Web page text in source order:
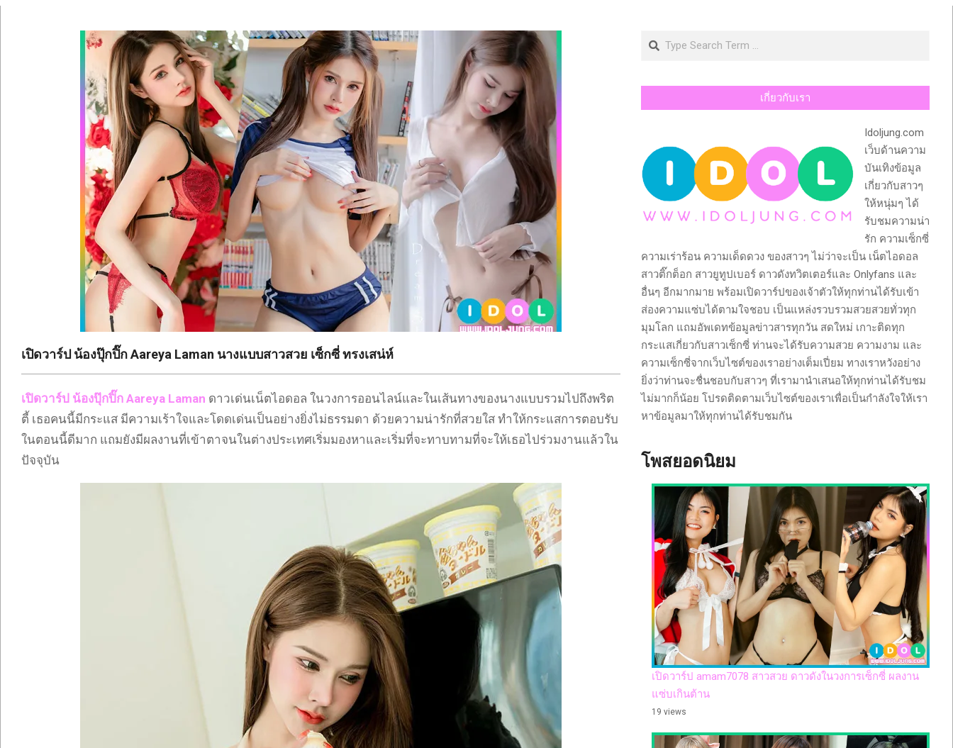
เปิดวาร์ป น้องปุ๊กปิ๊ก Aareya Laman นางแบบสาวสวย เซ็กซี่ ทรงเสน่ห์
เปิดวาร์ป น้องปุ๊กปิ๊ก Aareya Laman ดาวเด่นเน็ตไอดอล ในวงการออนไลน์และในเส้นทางของนางแบบรวมไปถึงพริต
ตี้ เธอคนนี้มีกระแส มีความเร้าใจและโดดเด่นเป็นอย่างยิ่งไม่ธรรมดา ด้วยความน่ารักที่สวยใส ทำให้กระแสการตอบรับ
ในตอนนี้ดีมาก แถมยังมีผลงานที่เข้าตาจนในต่างประเทศเริ่มมองหาและเริ่มที่จะทาบทามที่จะให้เธอไปร่วมงานแล้วใน
ปัจจุบัน
Search
เกี่ยวกับเรา
Idoljung.com
เว็บด้านความ
บันเทิงข้อมูล
เกี่ยวกับสาวๆ
ให้หนุ่มๆ ได้
รับชมความน่า
รัก ความเซ็กซี่
ความเร่าร้อน ความเด็ดดวง ของสาวๆ ไม่ว่าจะเป็น เน็ตไอดอล
สาวติ๊กต็อก สาวยูทูปเบอร์ ดาวดังทวิตเตอร์และ Onlyfans และ
อื่นๆ อีกมากมาย พร้อมเปิดวาร์ปของเจ้าตัวให้ทุกท่านได้รับเข้า
ส่องความแซ่บได้ตามใจชอบ เป็นแหล่งรวบรวมสวยสวยทั่วทุก
มุมโลก แถมอัพเดทข้อมูลข่าวสารทุกวัน สดใหม่ เกาะติดทุก
กระแสเกี่ยวกับสาวเซ็กซี่ ท่านจะได้รับความสวย ความงาม และ
ความเซ็กซี่จากเว็บไซต์ของเราอย่างเต็มเปี่ยม ทางเราหวังอย่าง
ยิ่งว่าท่านจะชื่นชอบกับสาวๆ ที่เรามานำเสนอให้ทุกท่านได้รับชม
ไม่มากก็น้อย โปรดติดตามเว็บไซต์ของเราเพื่อเป็นกำลังใจให้เรา
หาข้อมูลมาให้ทุกท่านได้รับชมกัน
โพสยอดนิยม
เปิดวาร์ป amam7078 สาวสวย ดาวดังในวงการเซ็กซี่ ผลงาน
แซ่บเกินต้าน
19 views